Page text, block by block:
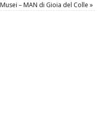
Musei – MAN di Gioia del Colle »